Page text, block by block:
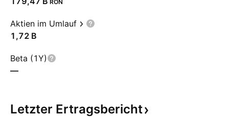
RON
Aktien im Umlauf
‪1,72 B‬
Beta (1Y)
—
Letzter Ertragsbericht